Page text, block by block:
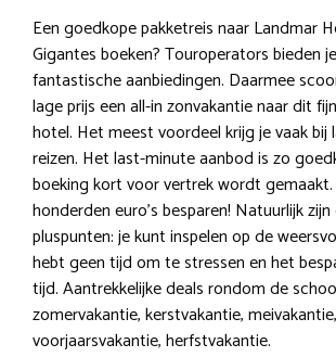
Een goedkope pakketreis naar Landmar
Gigantes boeken? Touroperators bieden
fantastische aanbiedingen. Daarmee
lage prijs een all-in zonvakantie naar dit
hotel. Het meest voordeel krijg je vaak bij
reizen. Het last-minute aanbod is zo
boeking kort voor vertrek wordt gemaakt.
honderden euro’s besparen! Natuurlijk
pluspunten: je kunt inspelen op de
hebt geen tijd om te stressen en het
tijd. Aantrekkelijke deals rondom de
zomervakantie, kerstvakantie, meivakantie,
voorjaarsvakantie, herfstvakantie.